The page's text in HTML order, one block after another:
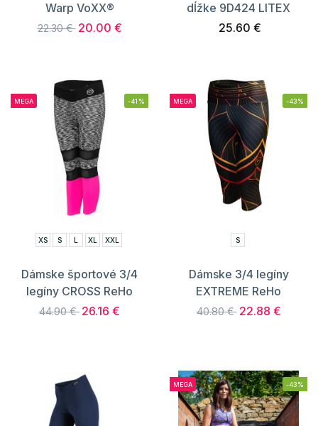
Warp VoXX®
22.30 € 20.00 €
dĺžke 9D424 LITEX
25.60 €
MEGA -41%
XS S L XL XXL
Dámske športové 3/4
legíny CROSS ReHo
44.90 € 26.16 €
MEGA -43%
S
Dámske 3/4 legíny
EXTREME ReHo
40.80 € 22.88 €
MEGA -43%